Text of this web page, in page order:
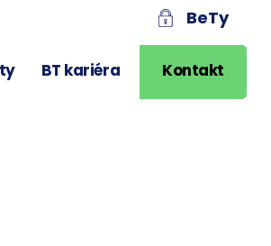
BT kariéra Kontakt
BeTy